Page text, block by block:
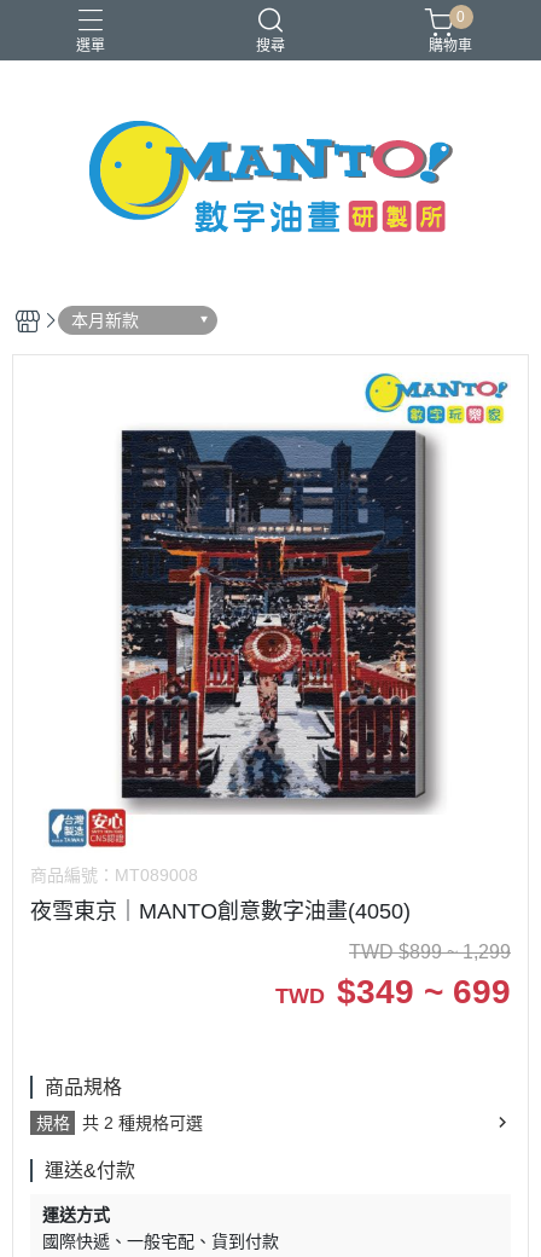
選單 搜尋
40x50cm 50x65cm
入門推薦款
本款免費升級淡彩縮時畫布
0
購物車
本月新款
商品編號： MT089008
夜雪東京｜MANTO創意數字油畫(4050)
TWD $899 ~ 1,299
TWD $349 ~ 699
商品規格
規格 共 2 種規格可選
運送&付款
運送方式
國際快遞
一般宅配
貨到付款